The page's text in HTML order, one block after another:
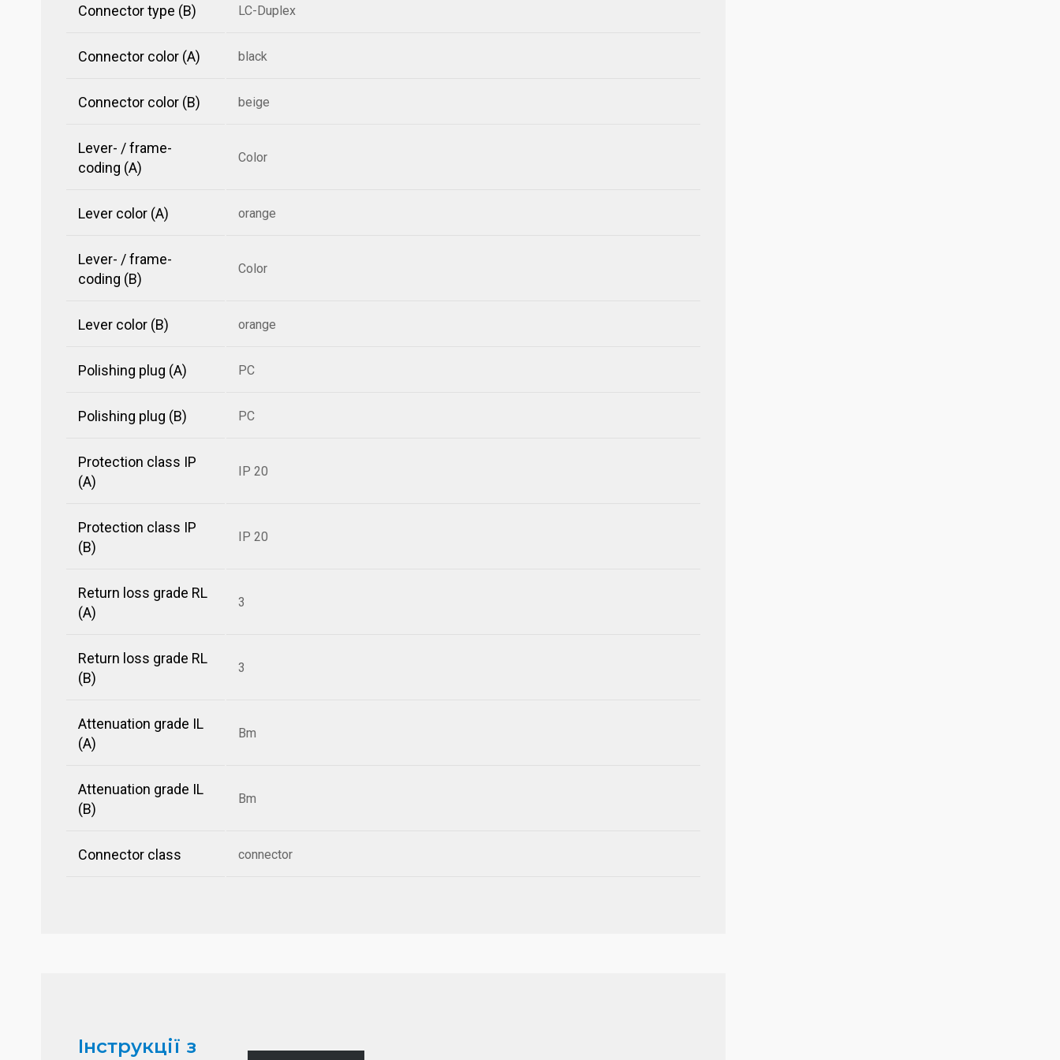
Connector type (B) LC-Duplex
Connector color (A) black
Connector color (B) beige
Lever- / frame-
coding (A)
Color
Lever color (A) orange
Lever- / frame-
coding (B)
Color
Lever color (B) orange
Polishing plug (A) PC
Polishing plug (B) PC
Protection class IP
(A)
IP 20
Protection class IP
(B)
IP 20
Return loss grade RL
(A)
3
Return loss grade RL
(B)
3
Attenuation grade IL
(A)
Bm
Attenuation grade IL
(B)
Bm
Connector class connector
Інструкції з